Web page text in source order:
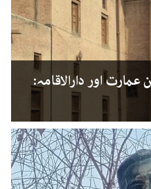
عمارت اور دارالاقامہ: